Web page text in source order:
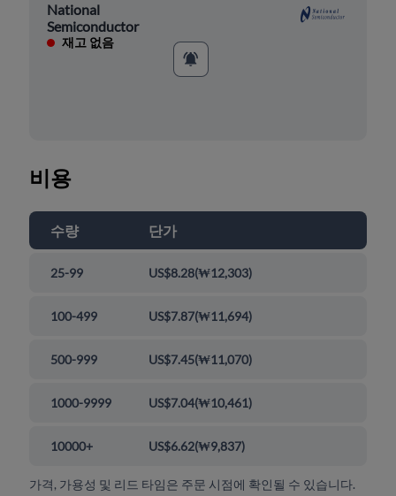
National
Semiconductor
재고 없음
비용
수량 단가
25-99 US$8.28(₩12,303)
100-499 US$7.87(₩11,694)
500-999 US$7.45(₩11,070)
1000-9999 US$7.04(₩10,461)
10000+ US$6.62(₩9,837)
가격, 가용성 및 리드 타임은 주문 시점에 확인될 수 있습니다.